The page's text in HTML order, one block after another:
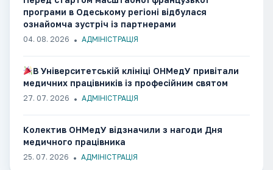
програми в Одеському регіоні відбулася
ознайомча зустріч із партнерами
04. 08. 2026 АДМІНІСТРАЦІЯ
В Університетській клініці ОНМедУ привітали
медичних працівників із професійним святом
27. 07. 2026 АДМІНІСТРАЦІЯ
Колектив ОНМедУ відзначили з нагоди Дня
медичного працівника
25. 07. 2026 АДМІНІСТРАЦІЯ